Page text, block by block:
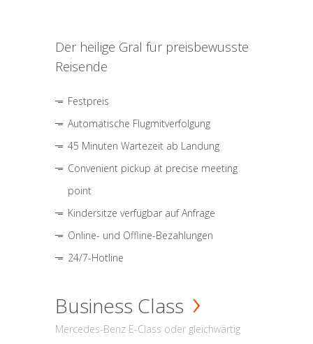
Der heilige Gral für preisbewusste
Reisende
Festpreis
Automatische Flugmitverfolgung
45 Minuten Wartezeit ab Landung
Convenient pickup at precise meeting
point
Kindersitze verfügbar auf Anfrage
Online- und Offline-Bezahlungen
24/7-Hotline
Business Class
Mercedes-Benz E-Class oder gleichwärtig